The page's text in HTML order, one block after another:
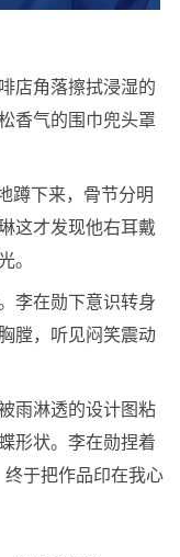
店角落擦拭浸湿的
香气的围巾兜头罩
蹲下来，骨节分明
这才发现他右耳戴
。
李在勋下意识转身
膛，听见闷笑震动
雨淋透的设计图粘
形状。李在勋捏着
于把作品印在我心